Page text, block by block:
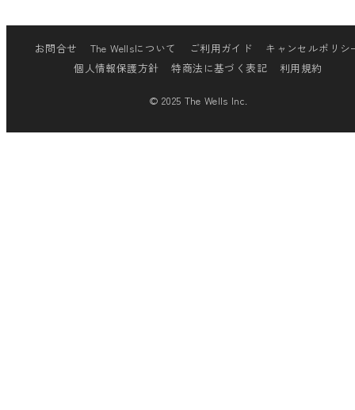
お問合せ The Wellsについて ご利用ガイド
キャンセルポリシ
個人情報保護方針
特商法に基づく表記 利用規約
© 2025 The Wells Inc.